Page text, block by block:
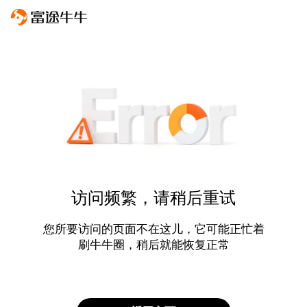
访问频繁，请稍后重试
您所要访问的页面不在这儿，它可能正忙着
刷牛牛圈，稍后就能恢复正常